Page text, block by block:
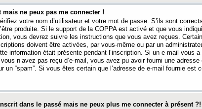
ne peux pas me connecter !
votre nom d’utilisateur et votre mot de passe. S’ils sont
produite. Si le support de la COPPA est activé et que vous
vous devrez suivre les instructions que vous avez reçues.
doivent être activées, par vous-même ou par un
information était présente pendant l’inscription. Si un e-mail vous
n’avez pas reçu d’e-mail, vous avez pu avoir fourni une adresse
un “spam”. Si vous êtes certain que l’adresse de e-mail fournie est
dans le passé mais ne peux plus me connecter à présent ?!